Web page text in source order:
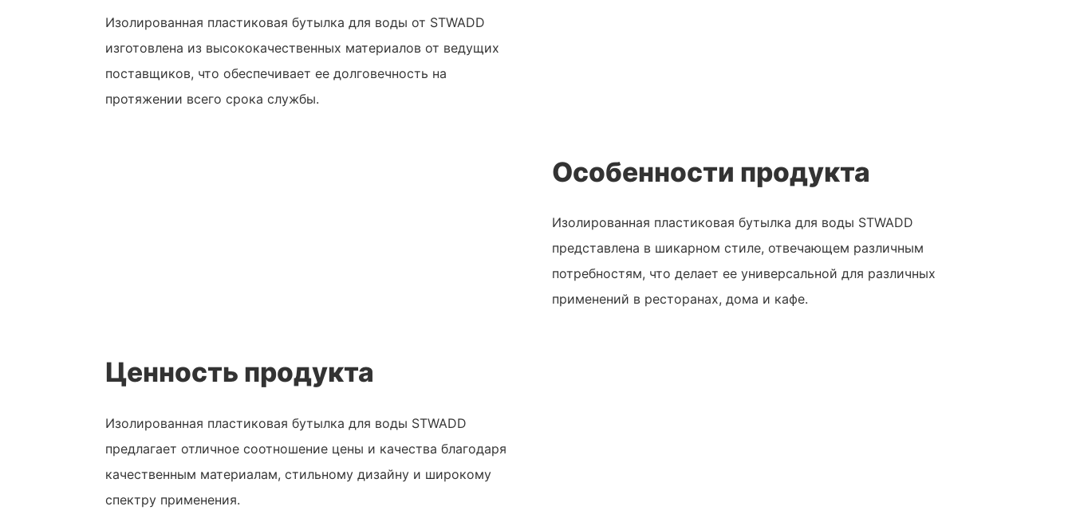
Изолированная пластиковая бутылка для воды от STWADD
изготовлена ​​из высококачественных материалов от ведущих
поставщиков, что обеспечивает ее долговечность на
протяжении всего срока службы.
Особенности продукта
Изолированная пластиковая бутылка для воды STWADD
представлена ​​в шикарном стиле, отвечающем различным
потребностям, что делает ее универсальной для различных
применений в ресторанах, дома и кафе.
Ценность продукта
Изолированная пластиковая бутылка для воды STWADD
предлагает отличное соотношение цены и качества благодаря
качественным материалам, стильному дизайну и широкому
спектру применения.